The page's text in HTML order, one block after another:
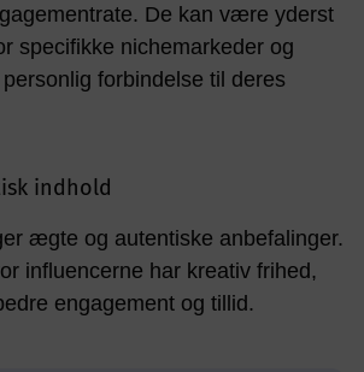
De kan være yderst
specifikke nichemarkeder og
forbindelse til deres
indhold
ægte og autentiske anbefalinger.
influencerne har kreativ frihed,
engagement og tillid.